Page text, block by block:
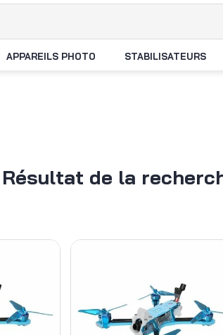
APPAREILS PHOTO STABILISATEURS
Résultat de la